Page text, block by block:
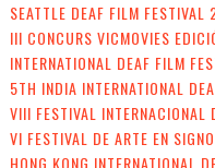
SEATTLE DEAF FILM FESTIVAL
III CONCURS VICMOVIES
INTERNATIONAL DEAF FILM
5TH INDIA INTERNATIONAL
VIII FESTIVAL INTERNACIONAL
VI FESTIVAL DE ARTE EN
HONG KONG INTERNATIONAL